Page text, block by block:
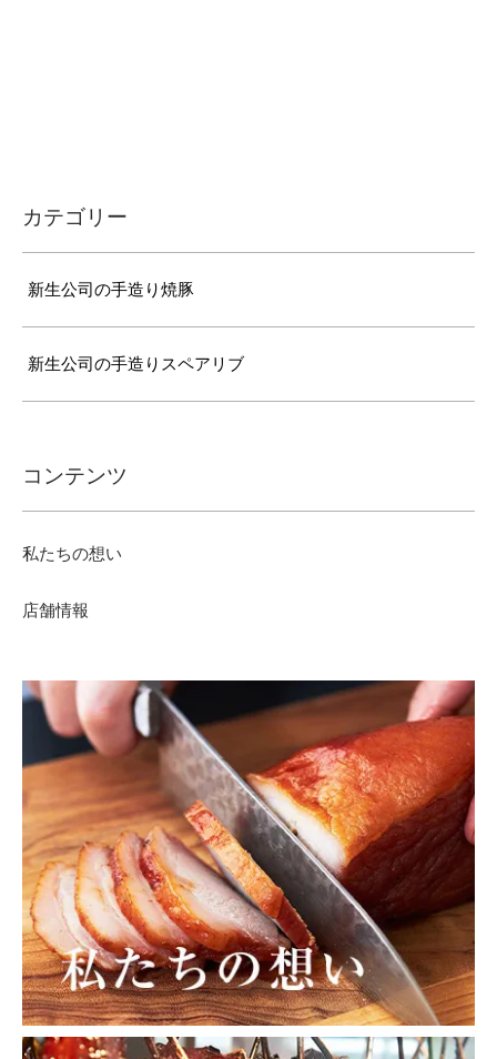
カテゴリー
新生公司の手造り焼豚
新生公司の手造りスペアリブ
コンテンツ
私たちの想い
店舗情報